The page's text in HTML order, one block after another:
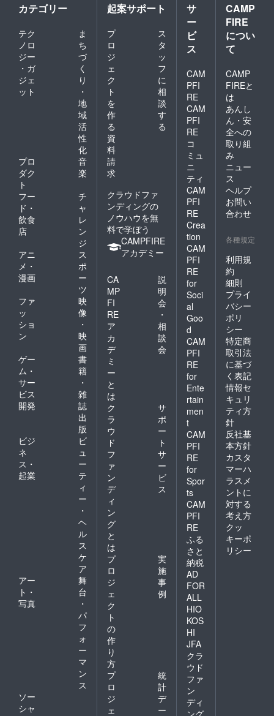
カテゴリー
テク
ノロ
ジー
・ガ
ジェ
ット
ま
ち
づ
く
り
・
地
域
活
性
化
プロ
ダク
ト
音
楽
フー
ド・
飲食
店
チ
ャ
レ
ン
ジ
アニ
メ・
漫画
ス
ポ
ー
ツ
ファ
ッ
ショ
ン
映
像
・
映
画
ゲー
ム・
サー
ビス
開発
書
籍
・
雑
誌
出
版
ビジ
ネ
ス・
起業
ビ
ュ
ー
テ
ィ
ー
・
ヘ
ル
ス
ケ
ア
アー
ト・
写真
舞
台
・
パ
フ
ォ
ー
マ
ン
ス
ソー
シャ
起案サポート
プ
ロ
ジ
ェ
ク
ト
を
作
る
ス
タ
ッ
フ
に
相
談
す
る
資
料
請
求
クラウドファ
ンディングの
ノウハウを無
料で学ぼう
CAMPFIRE
アカデミー
CA
MP
FI
RE
ア
カ
デ
ミ
ー
と
は
説
明
会
・
相
談
会
ク
ラ
ウ
ド
フ
ァ
ン
デ
ィ
ン
グ
と
は
サ
ポ
ー
ト
サ
ー
ビ
ス
プ
ロ
ジ
ェ
ク
ト
の
作
り
方
実
施
事
例
プ
ロ
ジ
ェ
統
計
デ
ー
サ
ー
ビ
ス
CAM
PFI
RE
CAM
PFI
RE
コ
ミュ
ニ
ティ
CAM
PFI
RE
Crea
tion
CAM
PFI
RE
for
Soci
al
Goo
d
CAM
PFI
RE
for
Ente
rtain
men
t
CAM
PFI
RE
for
Spor
ts
CAM
PFI
RE
ふる
さと
納税
AD
FOR
ALL
HIO
KOS
HI
JFA
クラ
ウド
ファ
ン
ディ
ング
CAMP
FIRE
につい
て
CAMP
FIREと
は
あんし
ん・安
全への
取り組
み
ニュー
ス
ヘルプ
お問い
合わせ
各種規定
利用規
約
細則
プライ
バシー
ポリ
シー
特定商
取引法
に基づ
く表記
情報セ
キュリ
ティ方
針
反社基
本方針
カスタ
マーハ
ラスメ
ントに
対する
考え方
クッ
キーポ
リシー